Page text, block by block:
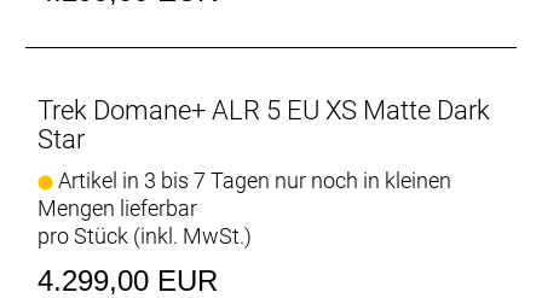
Das Domane+ ALR basiert auf einem robusten und
emissionsarmem Aluminium.
Dank Aufnahmen für Dreieckstasche, Gepäckträger,
Schutzbleche und Trinkflaschen hast du für
ausgedehnte Tagestouren, schnelle Pendelfahrten
und alles dazwischen immer alles dabei.
Trek Domane+ ALR 5 EU XS Matte Dark
Star
Artikel in 3 bis 7 Tagen nur noch in kleinen
Mengen lieferbar
pro Stück (inkl. MwSt.)
4.299,00 EUR